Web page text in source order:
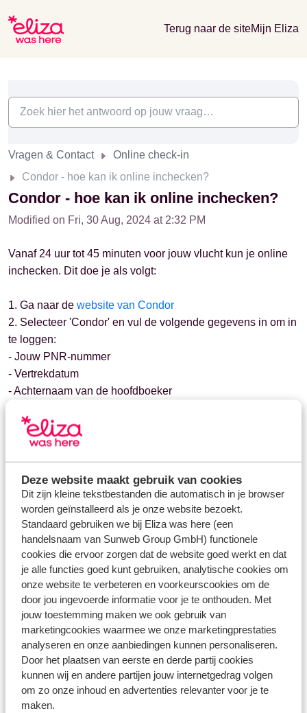
Deze website maakt gebruik van cookies
Dit zijn kleine tekstbestanden die automatisch in je browser
worden geïnstalleerd als je onze website bezoekt.
Standaard gebruiken we bij Eliza was here (een
handelsnaam van Sunweb Group GmbH) functionele
cookies die ervoor zorgen dat de website goed werkt en dat
je alle functies goed kunt gebruiken, analytische cookies om
onze website te verbeteren en voorkeurscookies om de
door jou ingevoerde informatie voor je te onthouden. Met
jouw toestemming maken we ook gebruik van
marketingcookies waarmee we onze marketingprestaties
analyseren en onze aanbiedingen kunnen personaliseren.
Door het plaatsen van eerste en derde partij cookies
kunnen wij en andere partijen jouw internetgedrag volgen
om zo onze inhoud en advertenties relevanter voor je te
maken.
Terug naar de siteMijn Eliza
Vragen & Contact
Online check-in
Condor - hoe kan ik online inchecken?
Condor - hoe kan ik online inchecken?
Modified on Fri, 30 Aug, 2024 at 2:32 PM
Vanaf 24 uur tot 45 minuten voor jouw vlucht kun je online
inchecken. Dit doe je als volgt:
1. Ga naar de website van Condor
2. Selecteer 'Condor' en vul de volgende gegevens in om in
te loggen:
- Jouw PNR-nummer
- Vertrekdatum
- Achternaam van de hoofdboeker
4. Volg de stappen van de online check-in procedure
5. Je ontvangt de boardingpas(sen) van Condor. Bewaar
deze goed
Vragen over hetzelfde onderwerp
Kan ik online inchecken?
Hoe laat kan ik inchecken op de luchthaven?
Transavia - hoe kan ik online inchecken?
Brussels Airlines - hoe kan ik online inchecken?
Gerelateerde vragen
Kan ik online inchecken?
Vueling - hoe kan ik online inchecken?